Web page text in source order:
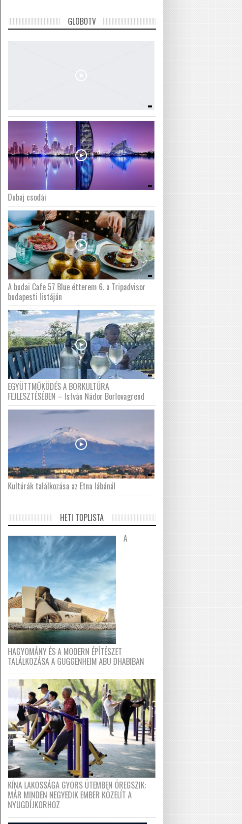
GLOBOTV
Dubaj csodái
A budai Cafe 57 Blue étterem 6. a Tripadvisor
budapesti listáján
EGYÜTTMŰKÖDÉS A BORKULTÚRA
FEJLESZTÉSÉBEN – István Nádor Borlovagrend
Kultúrák találkozása az Etna lábánál
HETI TOPLISTA
A
HAGYOMÁNY ÉS A MODERN ÉPÍTÉSZET
TALÁLKOZÁSA A GUGGENHEIM ABU DHABIBAN
KÍNA LAKOSSÁGA GYORS ÜTEMBEN ÖREGSZIK:
MÁR MINDEN NEGYEDIK EMBER KÖZELÍT A
NYUGDÍJKORHOZ